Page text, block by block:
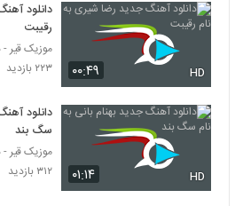
دانلود آهنگ
۲۰۳ بازدید
5729
Akhare Roya)
5730
موزیک زیبای
۲۳۳ بازدید
۰۰:۴۹ HD
دانلود
رقیبت
موزیک قیر
۲۲۳ بازدید
۰۱:۱۴ HD
دانلود
سگ بند
موزیک قیر
۳۱۲ بازدید